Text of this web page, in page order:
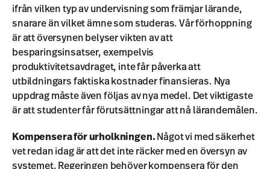
ifrån vilken typ av undervisning som främjar lärande,
snarare än vilket ämne som studeras. Vår förhoppning
är att översynen belyser vikten av att
besparingsinsatser, exempelvis
produktivitetsavdraget, inte får påverka att
utbildningars faktiska kostnader finansieras. Nya
uppdrag måste även följas av nya medel. Det viktigaste
är att studenter får förutsättningar att nå lärandemålen.
Kompensera för urholkningen. Något vi med säkerhet
vet redan idag är att det inte räcker med en översyn av
systemet. Regeringen behöver kompensera för den